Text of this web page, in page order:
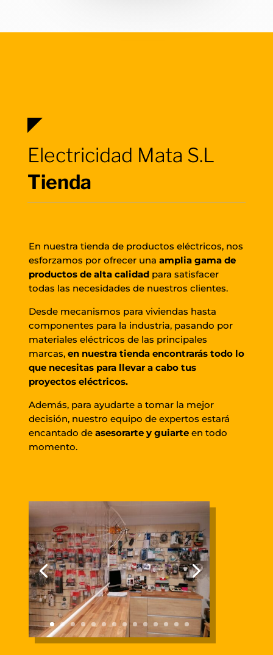
Electricidad Mata S.L
Tienda
En nuestra tienda de productos eléctricos, nos
esforzamos por ofrecer una amplia gama de
productos de alta calidad para satisfacer
todas las necesidades de nuestros clientes.
Desde mecanismos para viviendas hasta
componentes para la industria, pasando por
materiales eléctricos de las principales
marcas, en nuestra tienda encontrarás todo lo
que necesitas para llevar a cabo tus
proyectos eléctricos.
Además, para ayudarte a tomar la mejor
decisión, nuestro equipo de expertos estará
encantado de asesorarte y guiarte en todo
momento.